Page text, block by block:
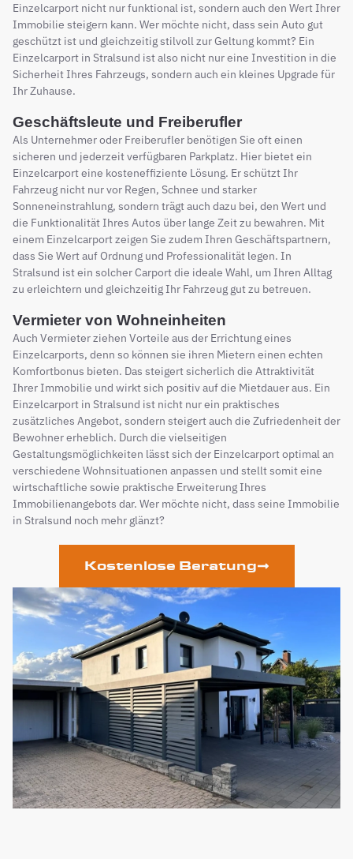
Einzelcarport nicht nur funktional ist, sondern auch den Wert Ihrer
Immobilie steigern kann. Wer möchte nicht, dass sein Auto gut
geschützt ist und gleichzeitig stilvoll zur Geltung kommt? Ein
Einzelcarport in Stralsund ist also nicht nur eine Investition in die
Sicherheit Ihres Fahrzeugs, sondern auch ein kleines Upgrade für
Ihr Zuhause.
Geschäftsleute und Freiberufler
Als Unternehmer oder Freiberufler benötigen Sie oft einen
sicheren und jederzeit verfügbaren Parkplatz. Hier bietet ein
Einzelcarport eine kosteneffiziente Lösung. Er schützt Ihr
Fahrzeug nicht nur vor Regen, Schnee und starker
Sonneneinstrahlung, sondern trägt auch dazu bei, den Wert und
die Funktionalität Ihres Autos über lange Zeit zu bewahren. Mit
einem Einzelcarport zeigen Sie zudem Ihren Geschäftspartnern,
dass Sie Wert auf Ordnung und Professionalität legen. In
Stralsund ist ein solcher Carport die ideale Wahl, um Ihren Alltag
zu erleichtern und gleichzeitig Ihr Fahrzeug gut zu betreuen.
Vermieter von Wohneinheiten
Auch Vermieter ziehen Vorteile aus der Errichtung eines
Einzelcarports, denn so können sie ihren Mietern einen echten
Komfortbonus bieten. Das steigert sicherlich die Attraktivität
Ihrer Immobilie und wirkt sich positiv auf die Mietdauer aus. Ein
Einzelcarport in Stralsund ist nicht nur ein praktisches
zusätzliches Angebot, sondern steigert auch die Zufriedenheit der
Bewohner erheblich. Durch die vielseitigen
Gestaltungsmöglichkeiten lässt sich der Einzelcarport optimal an
verschiedene Wohnsituationen anpassen und stellt somit eine
wirtschaftliche sowie praktische Erweiterung Ihres
Immobilienangebots dar. Wer möchte nicht, dass seine Immobilie
in Stralsund noch mehr glänzt?
Kostenlose Beratung